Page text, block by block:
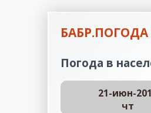
Погода в
21-июн-
чт